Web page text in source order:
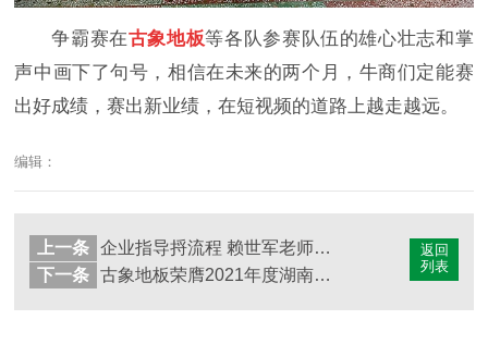
争霸赛在古象地板等各队参赛队伍的雄心壮志和掌
声中画下了句号，相信在未来的两个月，牛商们定能赛
出好成绩，赛出新业绩，在短视频的道路上越走越远。
编辑：
返回
列表
上一条
企业指导捋流程 赖世军老师为古象地板深入剖析企业级短视频执行步骤
下一条
古象地板荣膺2021年度湖南省知名品牌称号